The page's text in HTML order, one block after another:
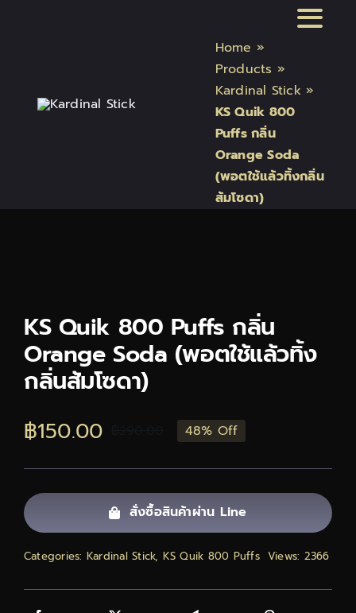
หน้าแรก
สินค้า Kardinal Stick
สินค้า Relx
บทความบุหรี่ไฟฟ้า
สั่งซื้อสินค้า!
Home »
Products »
Kardinal Stick»
KS Quik 800
Puffs กลิ่น
Orange Soda
(พอตใช้แล้วทิ้งกลิ่น
ส้มโซดา)
KS Quik 800 Puffs กลิ่น
Orange Soda (พอตใช้แล้วทิ้ง
กลิ่นส้มโซดา)
Original
price
was:
฿290.00.
฿150.00
Current
price
is:
฿150.00.
48% Off
สั่งซื้อสินค้าผ่าน Line
Categories: Kardinal Stick, KS Quik 800 Puffs Views: 2366